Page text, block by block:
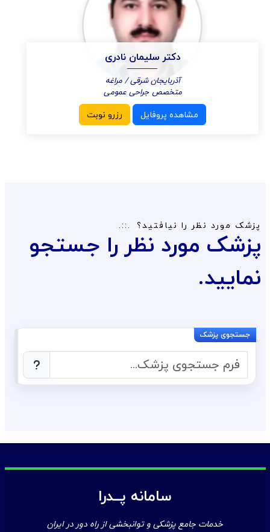
دکتر سلیمان نادری
آذربایجان شرقی / مراغه
متخصص جراحی عمومی
مشاهده پروفایل رزرو نوبت
پزشک مورد نظر را نیافتید؟
پزشک مورد نظر را جستجو
نمایید.
سامانه پــدرا
خدمات جامع پزشکی و توانبخشی از راه دور در ایران